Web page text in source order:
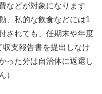
などが対象になります
、私的な飲食などには1
されても、任期末や年度
支報告書を提出しなけ
った分は自治体に返還し
）